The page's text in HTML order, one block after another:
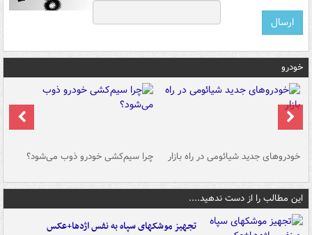
خودرو
خودروهای جدید شیائومی در راه بازار چرا سیم‌کشی خودرو ذوب می‌شود؟
این مطالب را از دست ندهید....
تجهیز موشکهای سپاه به نفس اژدها+عکس